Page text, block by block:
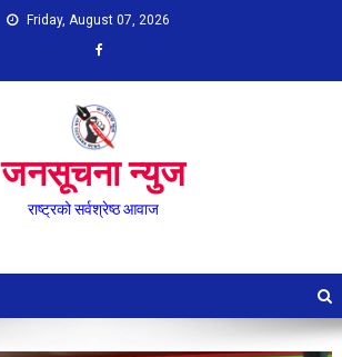
Friday, August 07, 2026
जनसूचना न्युज
राष्ट्रको सर्वश्रेष्ठ आवाज